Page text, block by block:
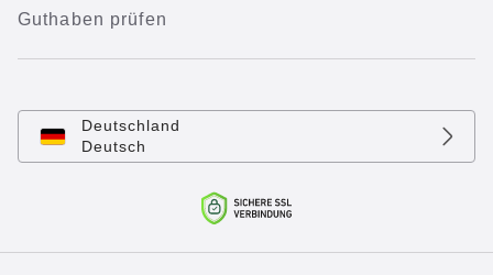
Guthaben prüfen
Deutschland
Deutsch